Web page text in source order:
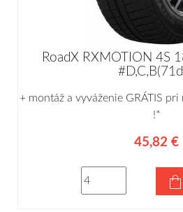
RoadX RXMOTION 4S
+ montáž a vyváženie GRÁTIS
!*
45,82 €